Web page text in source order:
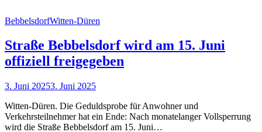
BebbelsdorfWitten-Düren
Straße Bebbelsdorf wird am 15. Juni
offiziell freigegeben
3. Juni 20253. Juni 2025
Witten-Düren. Die Geduldsprobe für Anwohner und
Verkehrsteilnehmer hat ein Ende: Nach monatelanger Vollsperrung
wird die Straße Bebbelsdorf am 15. Juni…